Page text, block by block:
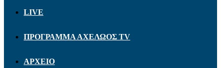
LIVE
ΠΡΟΓΡΑΜΜΑ ΑΧΕΛΩΟΣ TV
ΑΡΧΕΙΟ